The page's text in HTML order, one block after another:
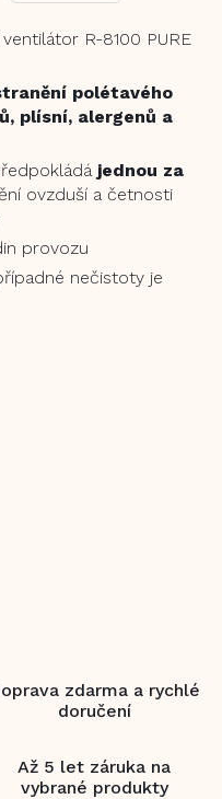
R-8100 PURE
polétavého
plísní, alergenů a
jednou za
ovzduší a četnosti
provozu
případné nečistoty je
zdarma a rychlé
doručení
Až 5 let záruka na
vybrané produkty